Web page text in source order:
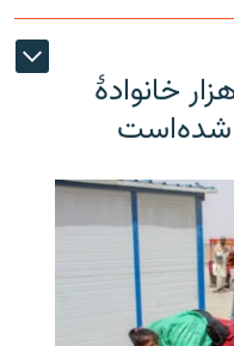
برای بیش از ۶۵ هزار خانوادۀ
شده‌است